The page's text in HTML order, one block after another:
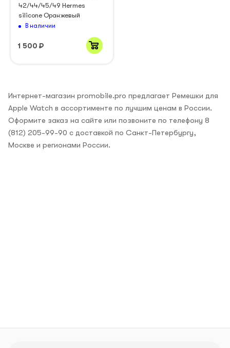
42/44/45/49 Hermes
silicone Оранжевый
В наличии
1 500 ₽
Интернет-магазин promobile.pro предлагает Ремешки для
Apple Watch в ассортименте по лучшим ценам в России.
Оформите заказ на сайте или позвоните по телефону 8
(812) 205-99-90 с доставкой по Санкт-Петербургу,
Москве и регионами России.